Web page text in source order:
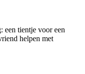
een tientje voor een
helpen met